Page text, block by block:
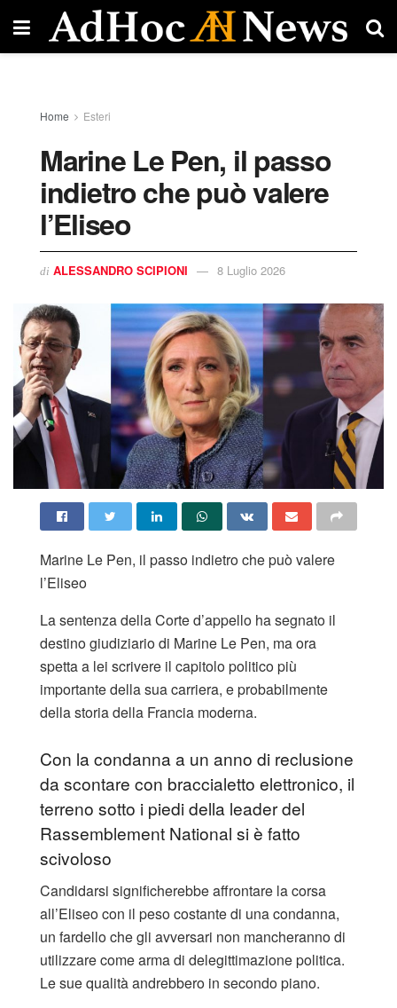
Home Esteri
Marine Le Pen, il passo
indietro che può valere
l’Eliseo​
di ALESSANDRO SCIPIONI 8 Luglio 2026
Marine Le Pen, il passo indietro che può valere
l’Eliseo​
La sentenza della Corte d’appello ha segnato il
destino giudiziario di Marine Le Pen, ma ora
spetta a lei scrivere il capitolo politico più
importante della sua carriera, e probabilmente
della storia della Francia moderna.
Con la condanna a un anno di reclusione
da scontare con braccialetto elettronico, il
terreno sotto i piedi della leader del
Rassemblement National si è fatto
scivoloso
Candidarsi significherebbe affrontare la corsa
all’Eliseo con il peso costante di una condanna,
un fardello che gli avversari non mancheranno di
utilizzare come arma di delegittimazione politica.
Le sue qualità andrebbero in secondo piano.